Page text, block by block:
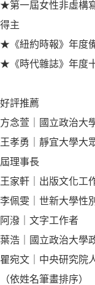
★第一屆女性非虛構
得主
★《紐約時報》年度
★《時代雜誌》年度
好評推薦
方念萱｜國立政治大
王孝勇｜靜宜大學大
屆理事長
王家軒｜出版文化工
李佩雯｜世新大學性
阿潑｜文字工作者
葉浩｜國立政治大學
瞿宛文｜中央研究院
（依姓名筆畫排序）